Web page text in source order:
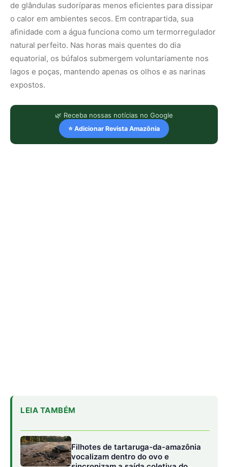
de glândulas sudoríparas menos eficientes para dissipar
o calor em ambientes secos. Em contrapartida, sua
afinidade com a água funciona como um termorregulador
natural perfeito. Nas horas mais quentes do dia
equatorial, os búfalos submergem voluntariamente nos
lagos e poças, mantendo apenas os olhos e as narinas
expostos.
🌿 Receba nossas notícias no Google
⭐ Adicionar Revista Amazônia
Segundo pesquisas focadas em zootecnia tropical, a
estrutura dos cascos do búfalo funciona de maneira